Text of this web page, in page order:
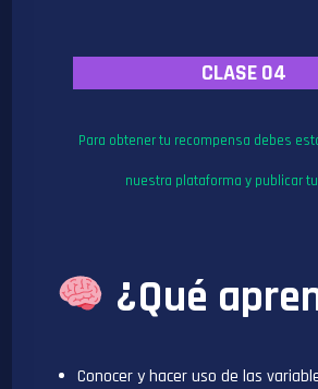
CLASE 04
Para obtener tu recompensa debes
nuestra plataforma y publicar
¿Qué
Conocer y hacer uso de las